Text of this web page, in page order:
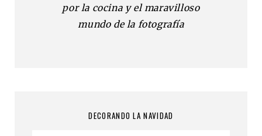
por la cocina y el maravilloso
mundo de la fotografía
DECORANDO LA NAVIDAD